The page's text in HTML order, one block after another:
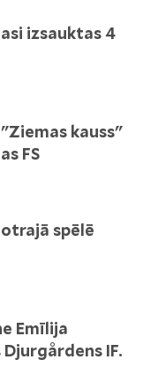
izsauktas 4
kauss"
FS
spēlē
Emīlija
IF.